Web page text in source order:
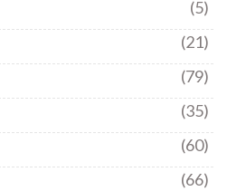
(5)
(21)
(79)
(35)
(60)
(66)